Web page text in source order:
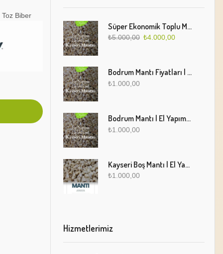
Toz Biber
Süper Ekonomik Toplu Mantı Paketi (5 Kg)
₺5.000,00 ₺4.000,00
Bodrum Mantı Fiyatları | Geleneksel Türk Mantısı Online Sipariş
₺1.000,00
Bodrum Mantı | El Yapımı Geleneksel Mantı Lezzeti
₺1.000,00
Kayseri Boş Mantı | El Yapımı Geleneksel Fırınlanmış Mantı
₺1.000,00
Hizmetlerimiz